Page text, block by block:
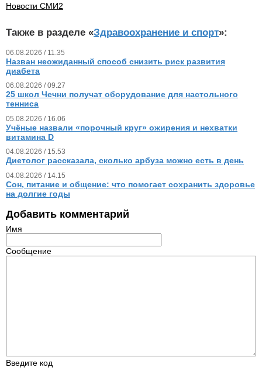
Новости СМИ2
Также в разделе «Здравоохранение и спорт»:
06.08.2026 / 11.35
Назван неожиданный способ снизить риск развития
диабета
06.08.2026 / 09.27
25 школ Чечни получат оборудование для настольного
тенниса
05.08.2026 / 16.06
Учёные назвали «порочный круг» ожирения и нехватки
витамина D
04.08.2026 / 15.53
Диетолог рассказала, сколько арбуза можно есть в день
04.08.2026 / 14.15
Сон, питание и общение: что помогает сохранить здоровье
на долгие годы
Добавить комментарий
Имя
Сообщение
Введите код